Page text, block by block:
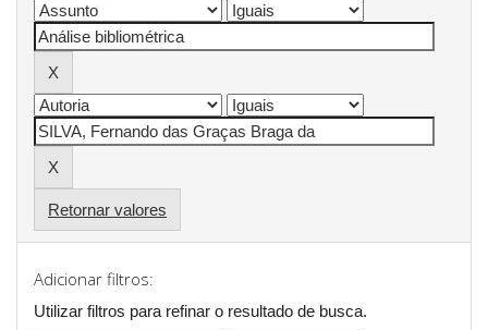
Retornar valores
Adicionar filtros:
Utilizar filtros para refinar o resultado de busca.